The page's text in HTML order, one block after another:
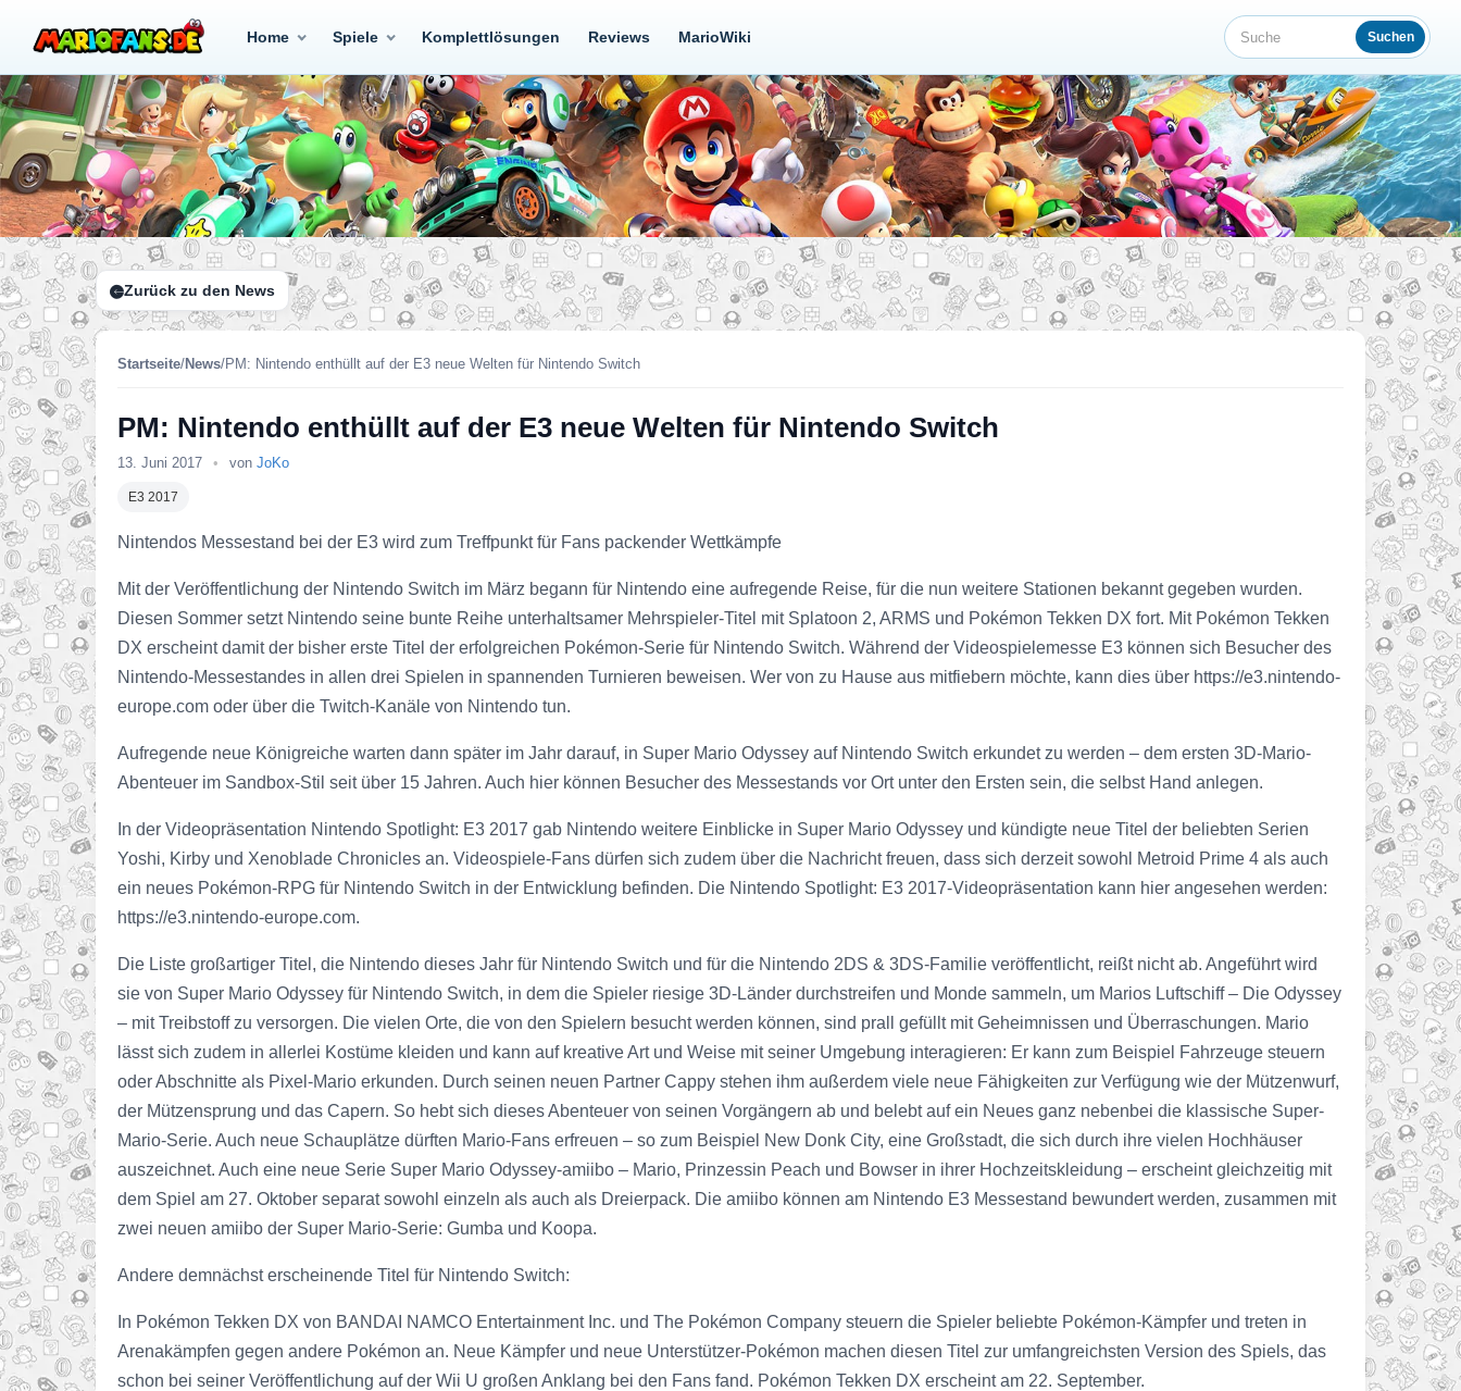
Home Spiele Komplettlösungen Reviews MarioWiki Suche Suchen
Zurück zu den News
Startseite/News/PM: Nintendo enthüllt auf der E3 neue Welten für Nintendo Switch
PM: Nintendo enthüllt auf der E3 neue Welten für Nintendo Switch
13. Juni 2017 • von JoKo
E3 2017
Nintendos Messestand bei der E3 wird zum Treffpunkt für Fans packender Wettkämpfe
Mit der Veröffentlichung der Nintendo Switch im März begann für Nintendo eine aufregende Reise, für die nun weitere Stationen bekannt gegeben wurden.
Diesen Sommer setzt Nintendo seine bunte Reihe unterhaltsamer Mehrspieler-Titel mit Splatoon 2, ARMS und Pokémon Tekken DX fort. Mit Pokémon Tekken
DX erscheint damit der bisher erste Titel der erfolgreichen Pokémon-Serie für Nintendo Switch. Während der Videospielemesse E3 können sich Besucher des
Nintendo-Messestandes in allen drei Spielen in spannenden Turnieren beweisen. Wer von zu Hause aus mitfiebern möchte, kann dies über https://e3.nintendo-
europe.com oder über die Twitch-Kanäle von Nintendo tun.
Aufregende neue Königreiche warten dann später im Jahr darauf, in Super Mario Odyssey auf Nintendo Switch erkundet zu werden – dem ersten 3D-Mario-
Abenteuer im Sandbox-Stil seit über 15 Jahren. Auch hier können Besucher des Messestands vor Ort unter den Ersten sein, die selbst Hand anlegen.
In der Videopräsentation Nintendo Spotlight: E3 2017 gab Nintendo weitere Einblicke in Super Mario Odyssey und kündigte neue Titel der beliebten Serien
Yoshi, Kirby und Xenoblade Chronicles an. Videospiele-Fans dürfen sich zudem über die Nachricht freuen, dass sich derzeit sowohl Metroid Prime 4 als auch
ein neues Pokémon-RPG für Nintendo Switch in der Entwicklung befinden. Die Nintendo Spotlight: E3 2017-Videopräsentation kann hier angesehen werden:
https://e3.nintendo-europe.com.
Die Liste großartiger Titel, die Nintendo dieses Jahr für Nintendo Switch und für die Nintendo 2DS & 3DS-Familie veröffentlicht, reißt nicht ab. Angeführt wird
sie von Super Mario Odyssey für Nintendo Switch, in dem die Spieler riesige 3D-Länder durchstreifen und Monde sammeln, um Marios Luftschiff – Die Odyssey
– mit Treibstoff zu versorgen. Die vielen Orte, die von den Spielern besucht werden können, sind prall gefüllt mit Geheimnissen und Überraschungen. Mario
lässt sich zudem in allerlei Kostüme kleiden und kann auf kreative Art und Weise mit seiner Umgebung interagieren: Er kann zum Beispiel Fahrzeuge steuern
oder Abschnitte als Pixel-Mario erkunden. Durch seinen neuen Partner Cappy stehen ihm außerdem viele neue Fähigkeiten zur Verfügung wie der Mützenwurf,
der Mützensprung und das Capern. So hebt sich dieses Abenteuer von seinen Vorgängern ab und belebt auf ein Neues ganz nebenbei die klassische Super-
Mario-Serie. Auch neue Schauplätze dürften Mario-Fans erfreuen – so zum Beispiel New Donk City, eine Großstadt, die sich durch ihre vielen Hochhäuser
auszeichnet. Auch eine neue Serie Super Mario Odyssey-amiibo – Mario, Prinzessin Peach und Bowser in ihrer Hochzeitskleidung – erscheint gleichzeitig mit
dem Spiel am 27. Oktober separat sowohl einzeln als auch als Dreierpack. Die amiibo können am Nintendo E3 Messestand bewundert werden, zusammen mit
zwei neuen amiibo der Super Mario-Serie: Gumba und Koopa.
Andere demnächst erscheinende Titel für Nintendo Switch:
In Pokémon Tekken DX von BANDAI NAMCO Entertainment Inc. und The Pokémon Company steuern die Spieler beliebte Pokémon-Kämpfer und treten in
Arenakämpfen gegen andere Pokémon an. Neue Kämpfer und neue Unterstützer-Pokémon machen diesen Titel zur umfangreichsten Version des Spiels, das
schon bei seiner Veröffentlichung auf der Wii U großen Anklang bei den Fans fand. Pokémon Tekken DX erscheint am 22. September.